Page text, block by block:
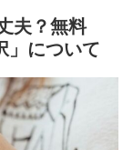
夫？無料
」について